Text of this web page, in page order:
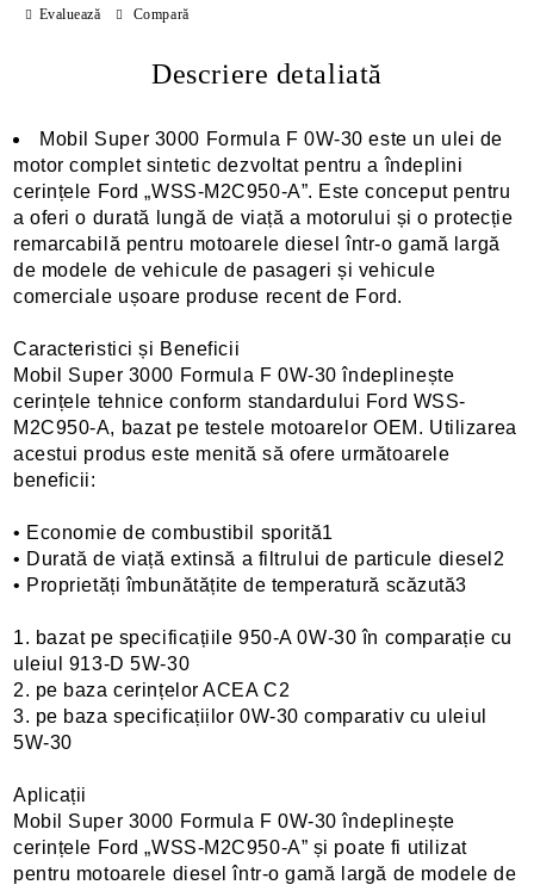
Evaluează Compară
Descriere detaliată
Mobil Super 3000 Formula F 0W-30 este un ulei de
motor complet sintetic dezvoltat pentru a îndeplini
cerințele Ford „WSS-M2C950-A”. Este conceput pentru
a oferi o durată lungă de viață a motorului și o protecție
remarcabilă pentru motoarele diesel într-o gamă largă
de modele de vehicule de pasageri și vehicule
comerciale ușoare produse recent de Ford.
Caracteristici și Beneficii
Mobil Super 3000 Formula F 0W-30 îndeplinește
cerințele tehnice conform standardului Ford WSS-
M2C950-A, bazat pe testele motoarelor OEM. Utilizarea
acestui produs este menită să ofere următoarele
beneficii:
• Economie de combustibil sporită1
• Durată de viață extinsă a filtrului de particule diesel2
• Proprietăți îmbunătățite de temperatură scăzută3
1. bazat pe specificațiile 950-A 0W-30 în comparație cu
uleiul 913-D 5W-30
2. pe baza cerințelor ACEA C2
3. pe baza specificațiilor 0W-30 comparativ cu uleiul
5W-30
Aplicații
Mobil Super 3000 Formula F 0W-30 îndeplinește
cerințele Ford „WSS-M2C950-A” și poate fi utilizat
pentru motoarele diesel într-o gamă largă de modele de